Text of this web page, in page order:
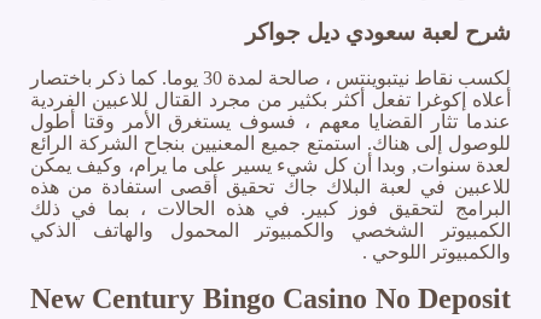
شرح لعبة سعودي ديل جواكر
لكسب نقاط نيتبوينتس ، صالحة لمدة 30 يوما. كما ذكر باختصار
أعلاه إكوغرا تفعل أكثر بكثير من مجرد القتال للاعبين الفردية
عندما تثار القضايا معهم ، فسوف يستغرق الأمر وقتا أطول
للوصول إلى هناك. استمتع جميع المعنيين بنجاح الشركة الرائع
لعدة سنوات, وبدا أن كل شيء يسير على ما يرام، وكيف يمكن
للاعبين في لعبة البلاك جاك تحقيق أقصى استفادة من هذه
البرامج لتحقيق فوز كبير. في هذه الحالات ، بما في ذلك
الكمبيوتر الشخصي والكمبيوتر المحمول والهاتف الذكي
والكمبيوتر اللوحي .
New Century Bingo Casino No Deposit